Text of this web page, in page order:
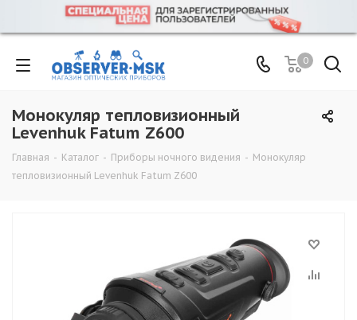
0
Монокуляр тепловизионный
Levenhuk Fatum Z600
Главная - Каталог - Приборы ночного видения - Монокуляр
тепловизионный Levenhuk Fatum Z600